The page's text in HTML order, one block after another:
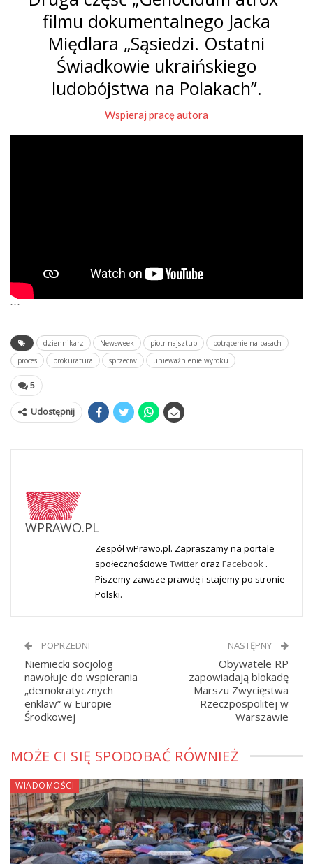
filmu dokumentalnego Jacka
Międlara „Sąsiedzi. Ostatni
Świadkowie ukraińskiego
ludobójstwa na Polakach”.
Wspieraj pracę autora
```
dziennikarz Newsweek piotr najsztub
potrącenie na pasach
proces
prokuratura sprzeciw unieważnienie wyroku
5
Udostępnij
WPRAWO.PL
Zespół wPrawo.pl. Zapraszamy na portale
społecznościowe Twitteroraz Facebook .
Piszemy zawsze prawdę i stajemy po stronie
Polski.
POPRZEDNI
Niemiecki socjolog
nawołuje do wspierania
„demokratycznych
enklaw” w Europie
Środkowej
NASTĘPNY
Obywatele RP
zapowiadają blokadę
Marszu Zwycięstwa
Rzeczpospolitej w
Warszawie
MOŻE CI SIĘ SPODOBAĆ RÓWNIEŻ
WIADOMOŚCI